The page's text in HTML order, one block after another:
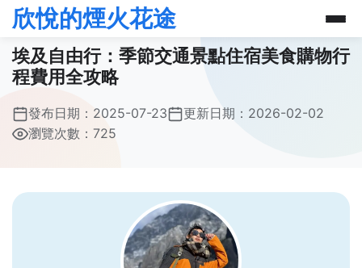
欣悅的煙火花途
埃及自由行：季節交通景點住宿美食購物行
程費用全攻略
發布日期： 2025-07-23 更新日期： 2026-02-02
瀏覽次數：725